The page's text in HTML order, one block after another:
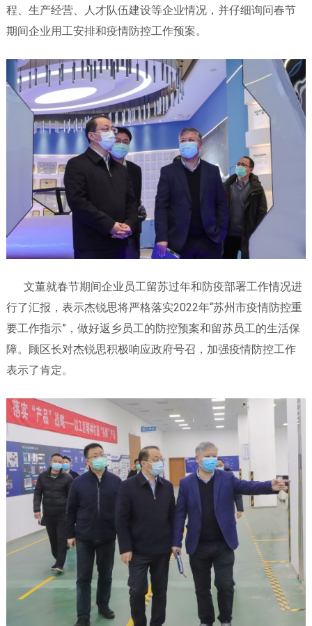
程、生产经营、人才队伍建设等企业情况，并仔细询问春节
期间企业用工安排和疫情防控工作预案。
文董就春节期间企业员工留苏过年和防疫部署工作情况进
行了汇报，表示杰锐思将严格落实2022年“苏州市疫情防控重
要工作指示”，做好返乡员工的防控预案和留苏员工的生活保
障。顾区长对杰锐思积极响应政府号召，加强疫情防控工作
表示了肯定。